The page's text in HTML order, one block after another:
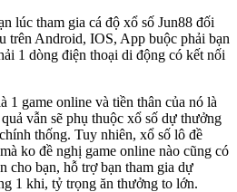
lúc tham gia cá độ xổ số Jun88 đối
trên Android, IOS, App buộc phải bạn
1 dòng điện thoại di động có kết nối
1 game online và tiền thân của nó là
vẫn sẽ phụ thuộc xổ số dự thưởng
thống. Tuy nhiên, xổ số lô đề
ko đề nghị game online nào cũng có
cho bạn, hỗ trợ bạn tham gia dự
1 khi, tỷ trọng ăn thưởng to lớn.